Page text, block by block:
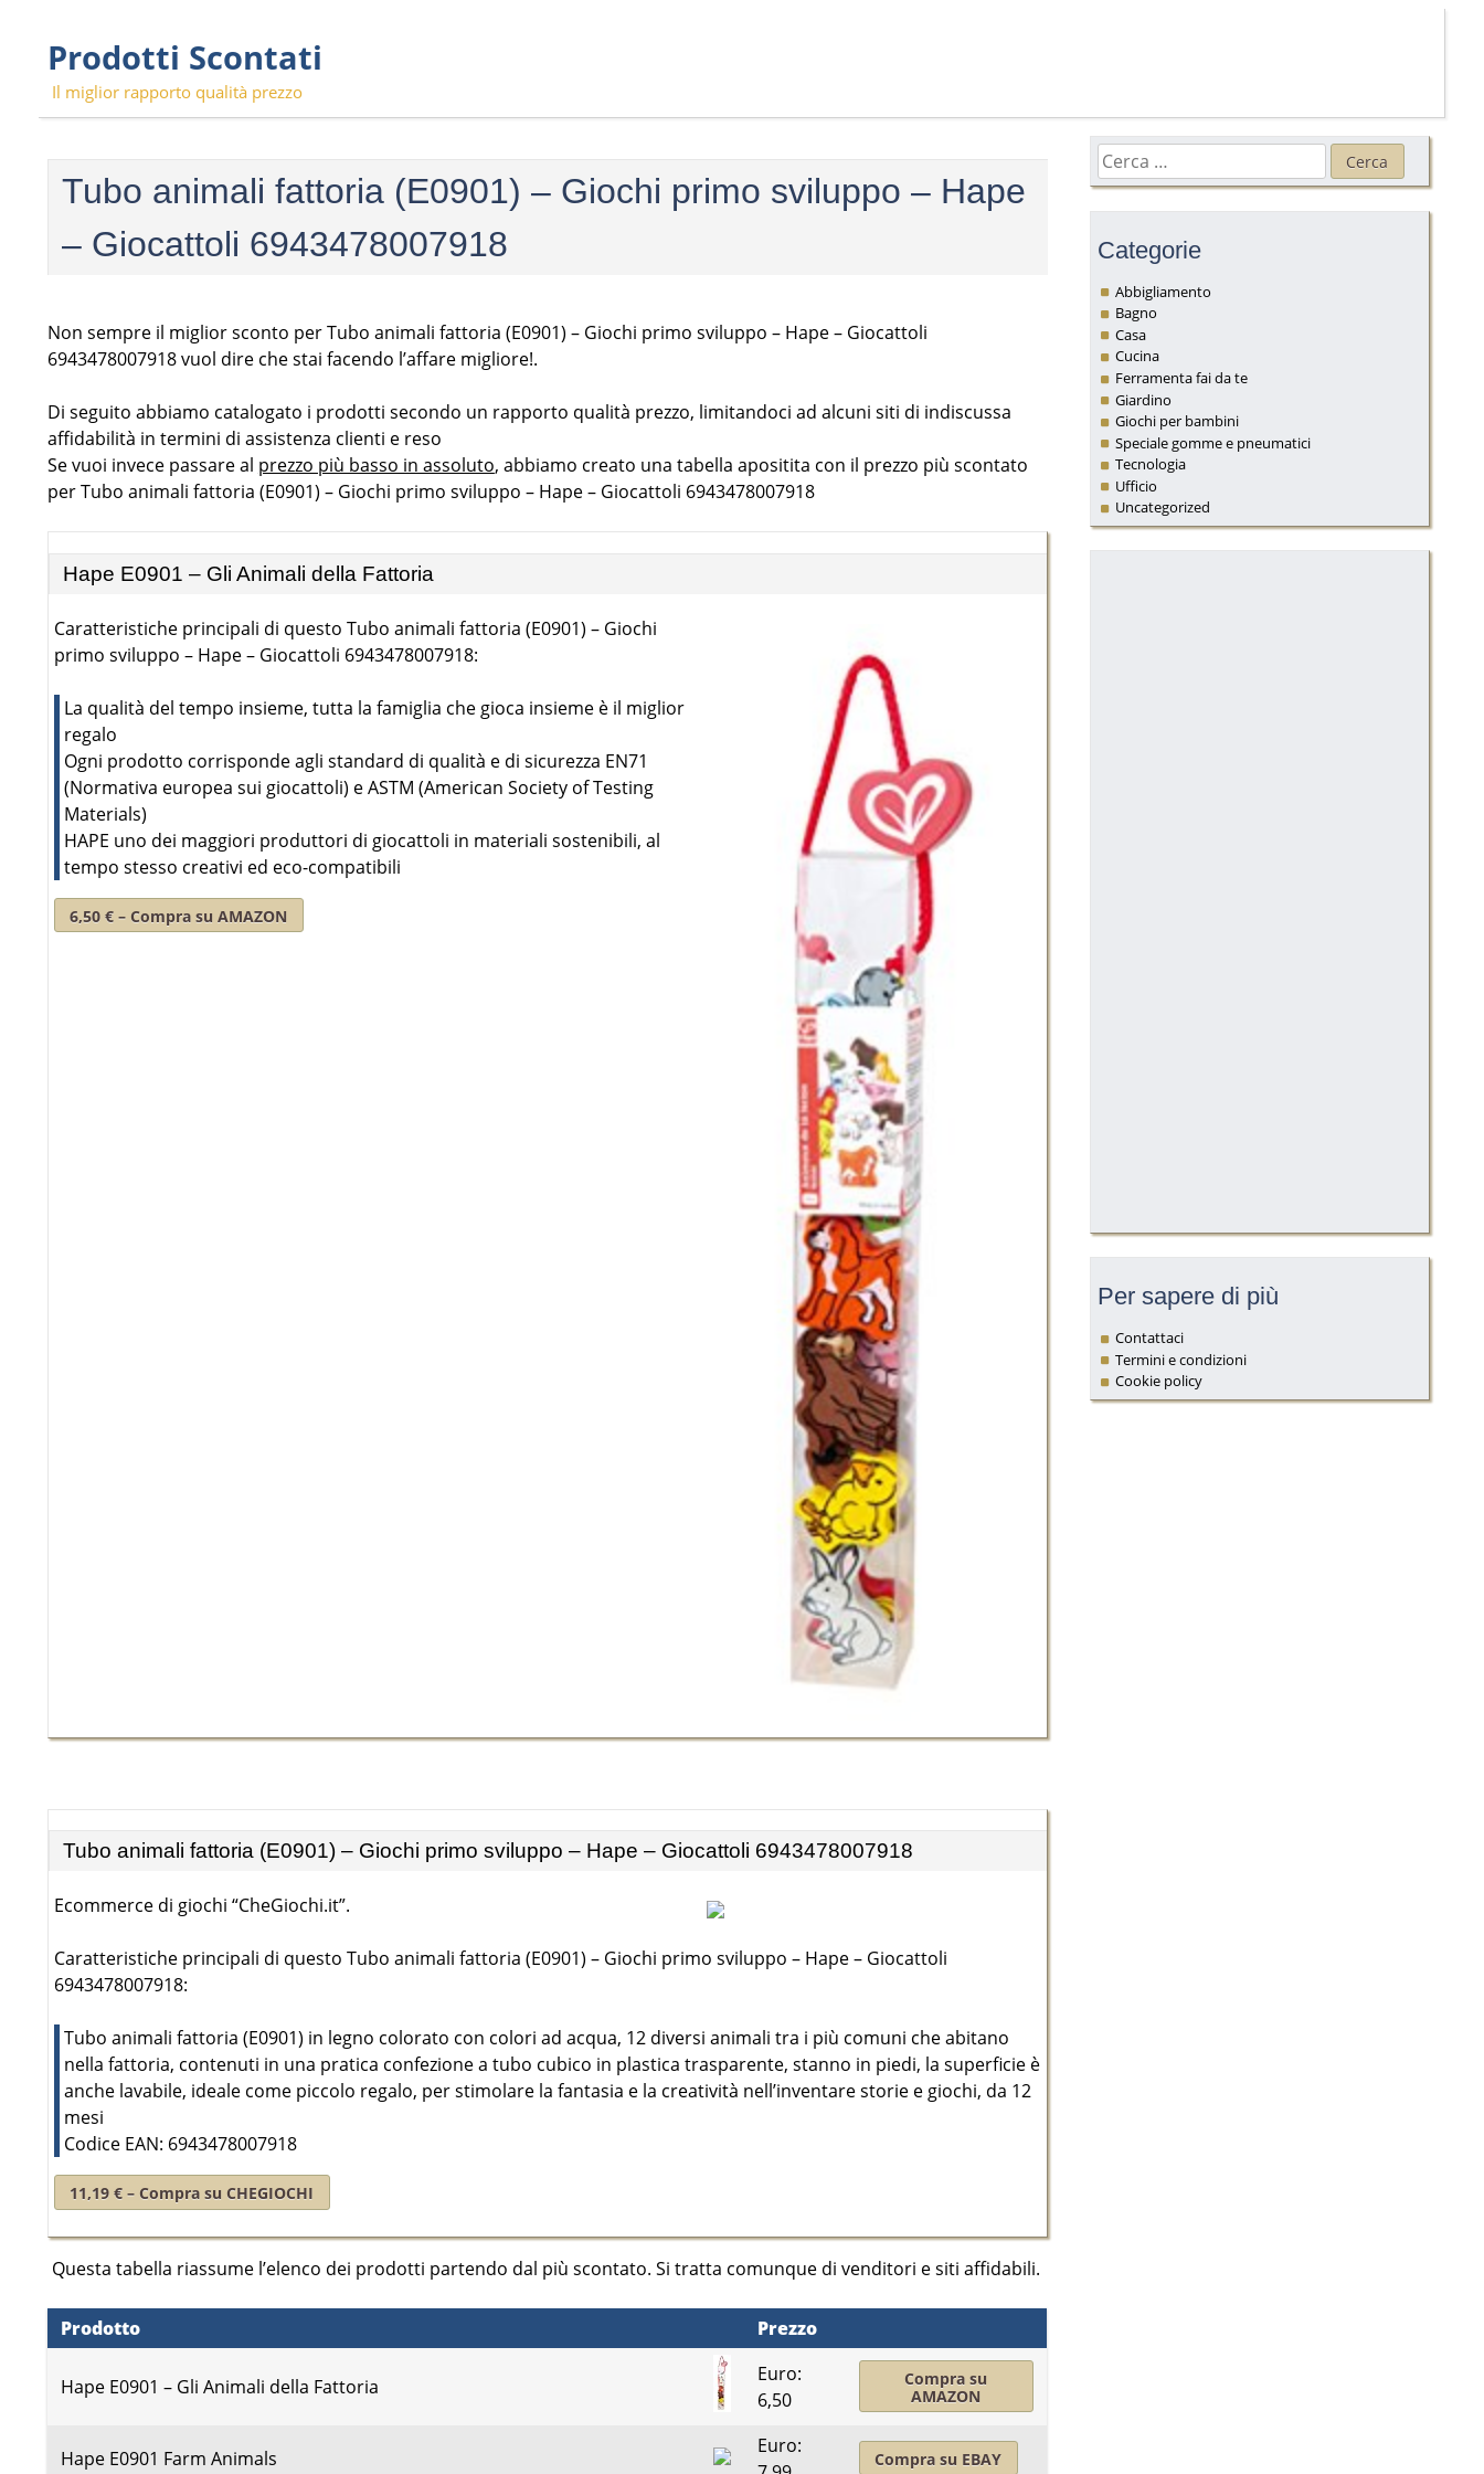
content
Prodotti Scontati
Il miglior rapporto qualità prezzo
Tubo animali fattoria (E0901) – Giochi primo sviluppo – Hape
– Giocattoli 6943478007918
Non sempre il miglior sconto per Tubo animali fattoria (E0901) – Giochi primo sviluppo – Hape – Giocattoli
6943478007918 vuol dire che stai facendo l’affare migliore!.
Di seguito abbiamo catalogato i prodotti secondo un rapporto qualità prezzo, limitandoci ad alcuni siti di indiscussa
affidabilità in termini di assistenza clienti e reso
Se vuoi invece passare al prezzo più basso in assoluto, abbiamo creato una tabella apositita con il prezzo più scontato
per Tubo animali fattoria (E0901) – Giochi primo sviluppo – Hape – Giocattoli 6943478007918
Hape E0901 – Gli Animali della Fattoria
Caratteristiche principali di questo Tubo animali fattoria (E0901) – Giochi
primo sviluppo – Hape – Giocattoli 6943478007918:
La qualità del tempo insieme, tutta la famiglia che gioca insieme è il miglior
regalo
Ogni prodotto corrisponde agli standard di qualità e di sicurezza EN71
(Normativa europea sui giocattoli) e ASTM (American Society of Testing
Materials)
HAPE uno dei maggiori produttori di giocattoli in materiali sostenibili, al
tempo stesso creativi ed eco-compatibili
6,50 € – Compra su AMAZON
Tubo animali fattoria (E0901) – Giochi primo sviluppo – Hape – Giocattoli 6943478007918
Ecommerce di giochi “CheGiochi.it”.
Caratteristiche principali di questo Tubo animali fattoria (E0901) – Giochi primo sviluppo – Hape – Giocattoli
6943478007918:
Tubo animali fattoria (E0901) in legno colorato con colori ad acqua, 12 diversi animali tra i più comuni che abitano
nella fattoria, contenuti in una pratica confezione a tubo cubico in plastica trasparente, stanno in piedi, la superficie è
anche lavabile, ideale come piccolo regalo, per stimolare la fantasia e la creatività nell’inventare storie e giochi, da 12
mesi
Codice EAN: 6943478007918
11,19 € – Compra su CHEGIOCHI
Questa tabella riassume l’elenco dei prodotti partendo dal più scontato. Si tratta comunque di venditori e siti affidabili.
Prodotto Prezzo
Hape E0901 – Gli Animali della Fattoria
Euro:
6,50
Compra su
AMAZON
Hape E0901 Farm Animals
Euro:
Compra su EBAY
Ricerca
per:
Categorie
Abbigliamento
Bagno
Casa
Cucina
Ferramenta fai da te
Giardino
Giochi per bambini
Speciale gomme e pneumatici
Tecnologia
Ufficio
Uncategorized
Per sapere di più
Contattaci
Termini e condizioni
Cookie policy